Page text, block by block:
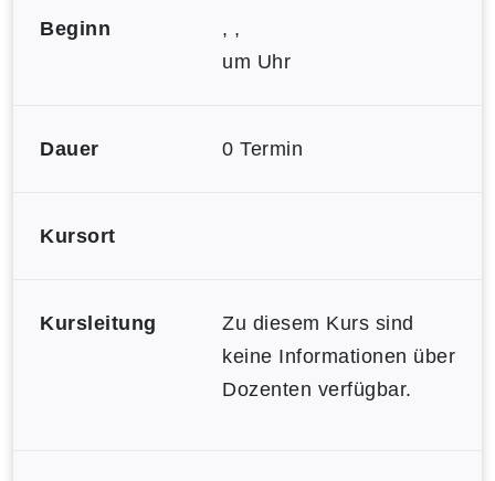
Beginn
, ,
um Uhr
Dauer 0 Termin
Kursort
Kursleitung
Zu diesem Kurs sind
keine Informationen über
Dozenten verfügbar.